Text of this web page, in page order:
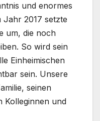
und enormes
Jahr 2017 setzte
um, die noch
So wird sein
Einheimischen
sein. Unsere
seinen
Kolleginnen und